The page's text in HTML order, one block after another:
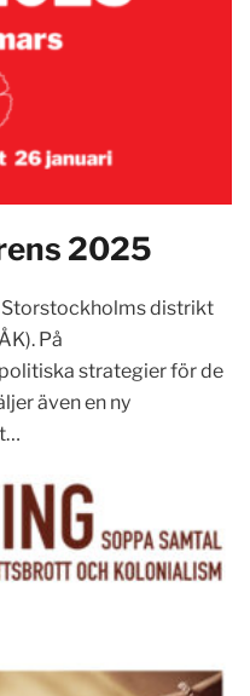
2025
Storstockholms distrikt
På
strategier för de
även en ny